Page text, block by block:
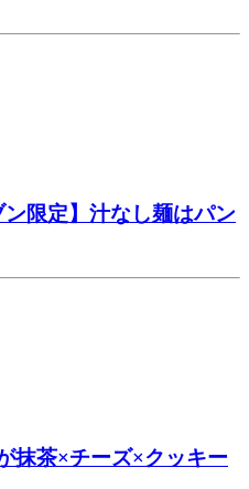
限定】汁なし麺はパン
抹茶×チーズ×クッキー